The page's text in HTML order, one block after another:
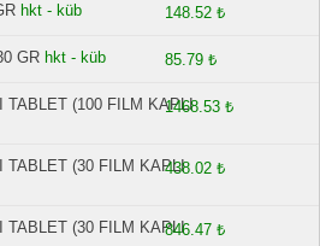
hkt - küb 148.52 ₺
GR hkt - küb 85.79 ₺
(100 FILM KAPLI1468.53 ₺
(30 FILM KAPLI438.02 ₺
(30 FILM KAPLI846.47 ₺